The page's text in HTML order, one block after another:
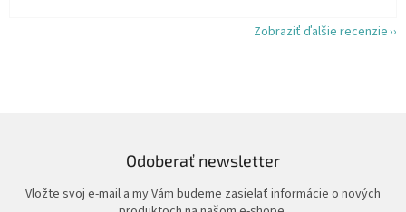
Zobraziť ďalšie recenzie
Odoberať newsletter
Vložte svoj e-mail a my Vám budeme zasielať informácie o nových